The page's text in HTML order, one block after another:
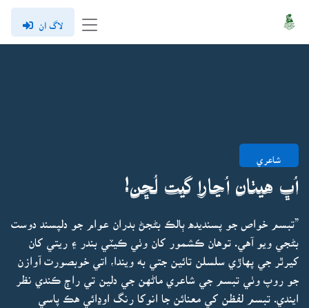
لاگ ان
شاعري
اُڀ هيٺان اُڃارا گيت لُڇن!
”تبسم خواص جو پسنديده ٻالڪ بڻجڻ بدران عوام جو دلپسند دوست
بڻجي ويو آهي. توهان ڪشمور کان وٺي ڪيٽي بندر ۽ ريتي کان
کيرٿر جي پهاڙي سلسلن تائين جتي به ويندا، اتي خوبصورت آوازن
جو روپ وٺي تبسم جي شاعري ماڻهن جي دلين تي راڄ ڪندي نظر
ايندي. تبسم لفظن کي معنائن جا انوکا رنگ اوڍائي هڪ پاسي